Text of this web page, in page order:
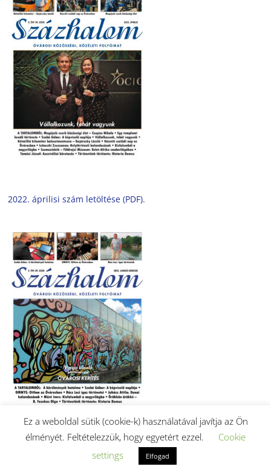
2022. áprilisi szám letöltése (PDF).
2022. január-márciusi szám letöltése (PDF).
Ez a weboldal sütik (cookie-k) használatával javítja az Ön
élményét. Feltételezzük, hogy egyetért ezzel.
Cookie
settings
Elfogad